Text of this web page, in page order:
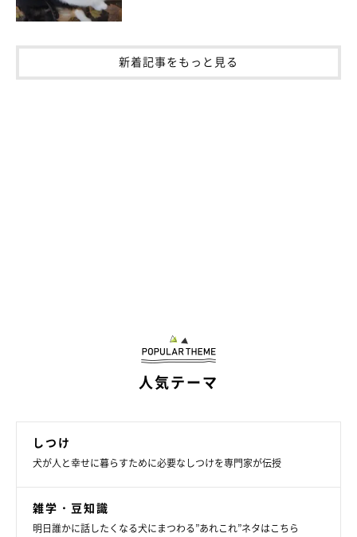
参考・写真／「いぬのきもち」2025年7月号『大きな写真でわかりやすい！
新着記事をもっと見る
人気テーマ
しつけ
犬が人と幸せに暮らすために必要なしつけを専門家が伝授
雑学・豆知識
明日誰かに話したくなる犬にまつわる”あれこれ”ネタはこちら